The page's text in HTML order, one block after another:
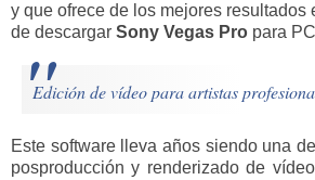
y que ofrece de los mejores resultados
de descargar Sony Vegas Pro para
Edición de vídeo para artistas
Este software lleva años siendo una
posproducción y renderizado de